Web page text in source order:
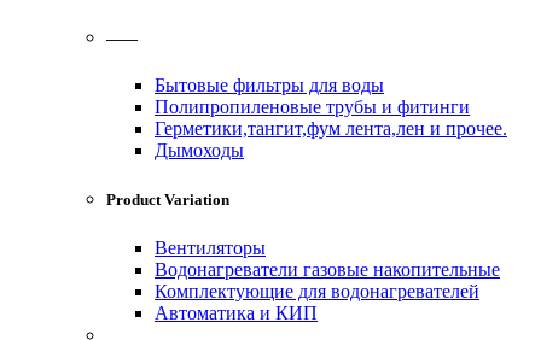
——
Бытовые фильтры для воды
Полипропиленовые трубы и фитинги
Герметики,тангит,фум лента,лен и прочее.
Дымоходы
Product Variation
Вентиляторы
Водонагреватели газовые накопительные
Комплектующие для водонагревателей
Автоматика и КИП